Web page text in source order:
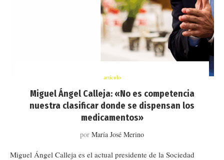
artículo
Miguel Ángel Calleja: «No es competencia
nuestra clasificar donde se dispensan los
medicamentos»
por María José Merino
Miguel Ángel Calleja es el actual presidente de la Sociedad